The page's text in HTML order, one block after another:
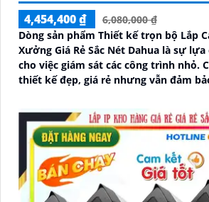
4,454,400 ₫
6,080,000 ₫
Dòng sản phẩm Thiết kế trọn bộ Lắp
Xưởng Giá Rẻ Sắc Nét Dahua là sự
cho việc giám sát các công trình nhỏ. Camera này được
thiết kế đẹp, giá rẻ nhưng vẫn đảm